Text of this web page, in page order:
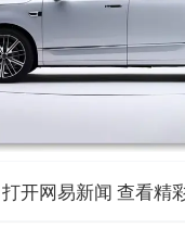
打开网易新闻 查看精